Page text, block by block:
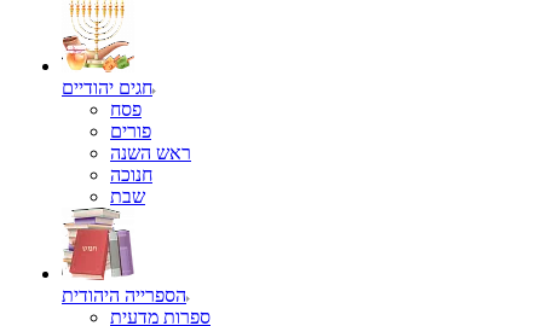
חגים יהודיים
פסח
פורים
ראש השנה
חנוכה
שבת
הספרייה היהודית
ספרות מדעית